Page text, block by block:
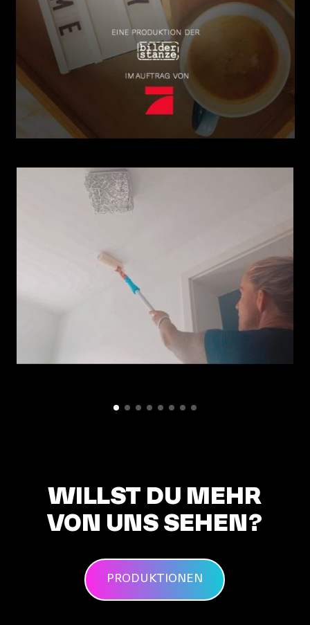
WILLST DU MEHR
VON UNS SEHEN?
PRODUKTIONEN